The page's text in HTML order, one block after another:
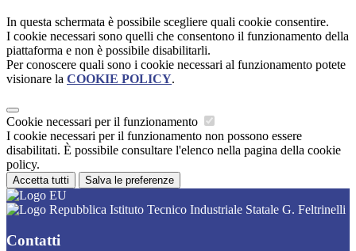
In questa schermata è possibile scegliere quali cookie consentire.
I cookie necessari sono quelli che consentono il funzionamento della
piattaforma e non è possibile disabilitarli.
Per conoscere quali sono i cookie necessari al funzionamento potete
visionare la COOKIE POLICY.
Cookie necessari per il funzionamento
I cookie necessari per il funzionamento non possono essere
disabilitati. È possibile consultare l'elenco nella pagina della cookie
policy.
Accetta tutti Salva le preferenze
Istituto Tecnico Industriale Statale G. Feltrinelli
Contatti